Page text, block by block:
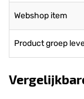
Webshop item
Product groep